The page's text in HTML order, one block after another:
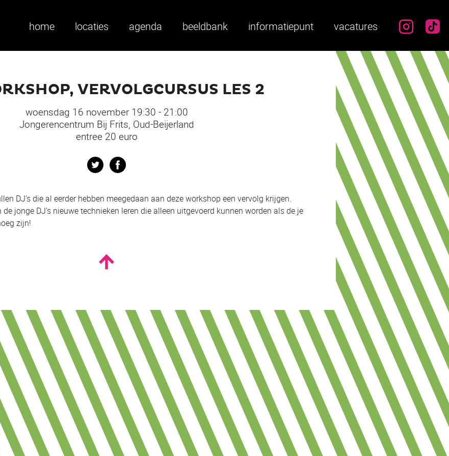
home locaties agenda beeldbank informatiepunt vacatures
VERVOLGCURSUS LES 2
woensdag 16 november 19:30 - 21:00
Jongerencentrum Bij Frits, Oud-Beijerland
entree 20 euro
Twitter
DJ’s die al eerder hebben meegedaan aan deze workshop een vervolg krijgen.
jonge DJ’s nieuwe technieken leren die alleen uitgevoerd kunnen worden als de je
zijn!